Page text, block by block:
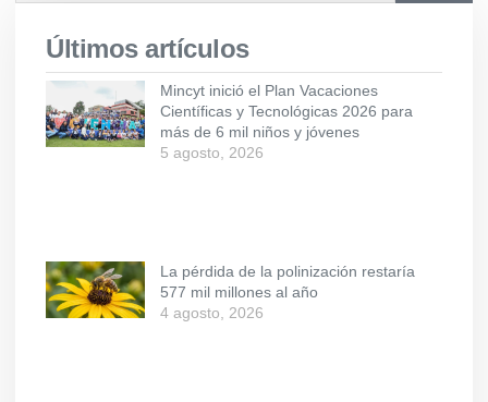
Últimos artículos
Mincyt inició el Plan Vacaciones
Científicas y Tecnológicas 2026 para
más de 6 mil niños y jóvenes
5 agosto, 2026
La pérdida de la polinización restaría
577 mil millones al año
4 agosto, 2026